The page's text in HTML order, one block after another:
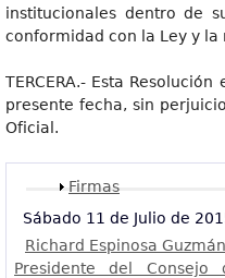
institucionales dentro de
conformidad con la Ley y
TERCERA.- Esta
presente fecha, sin
Oficial.
Mostrar
Firmas
Sábado 11 de Julio de
Richard Espinosa Guzmán
Presidente del Consejo